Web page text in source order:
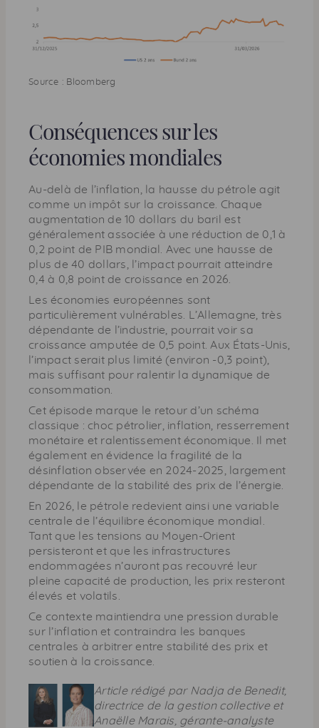
Source : Bloomberg
Conséquences sur les
économies mondiales
Au-delà de l’inflation, la hausse du pétrole agit
comme un impôt sur la croissance. Chaque
augmentation de 10 dollars du baril est
généralement associée à une réduction de 0,1 à
0,2 point de PIB mondial. Avec une hausse de
plus de 40 dollars, l’impact pourrait atteindre
0,4 à 0,8 point de croissance en 2026.
Les économies européennes sont
particulièrement vulnérables. L’Allemagne, très
dépendante de l’industrie, pourrait voir sa
croissance amputée de 0,5 point. Aux États-Unis,
l’impact serait plus limité (environ -0,3 point),
mais suffisant pour ralentir la dynamique de
consommation.
Cet épisode marque le retour d’un schéma
classique : choc pétrolier, inflation, resserrement
monétaire et ralentissement économique. Il met
également en évidence la fragilité de la
désinflation observée en 2024-2025, largement
dépendante de la stabilité des prix de l’énergie.
En 2026, le pétrole redevient ainsi une variable
centrale de l’équilibre économique mondial.
Tant que les tensions au Moyen-Orient
persisteront et que les infrastructures
endommagées n’auront pas recouvré leur
pleine capacité de production, les prix resteront
élevés et volatils.
Ce contexte maintiendra une pression durable
sur l’inflation et contraindra les banques
centrales à arbitrer entre stabilité des prix et
soutien à la croissance.
Article rédigé par Nadja de Benedit,
directrice de la gestion collective et
Anaëlle Marais, gérante-analyste